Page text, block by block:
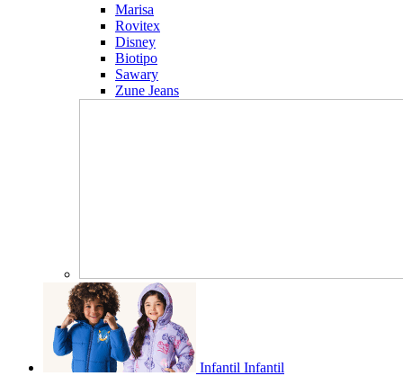
Marisa
Rovitex
Disney
Biotipo
Sawary
Zune Jeans
Infantil Infantil